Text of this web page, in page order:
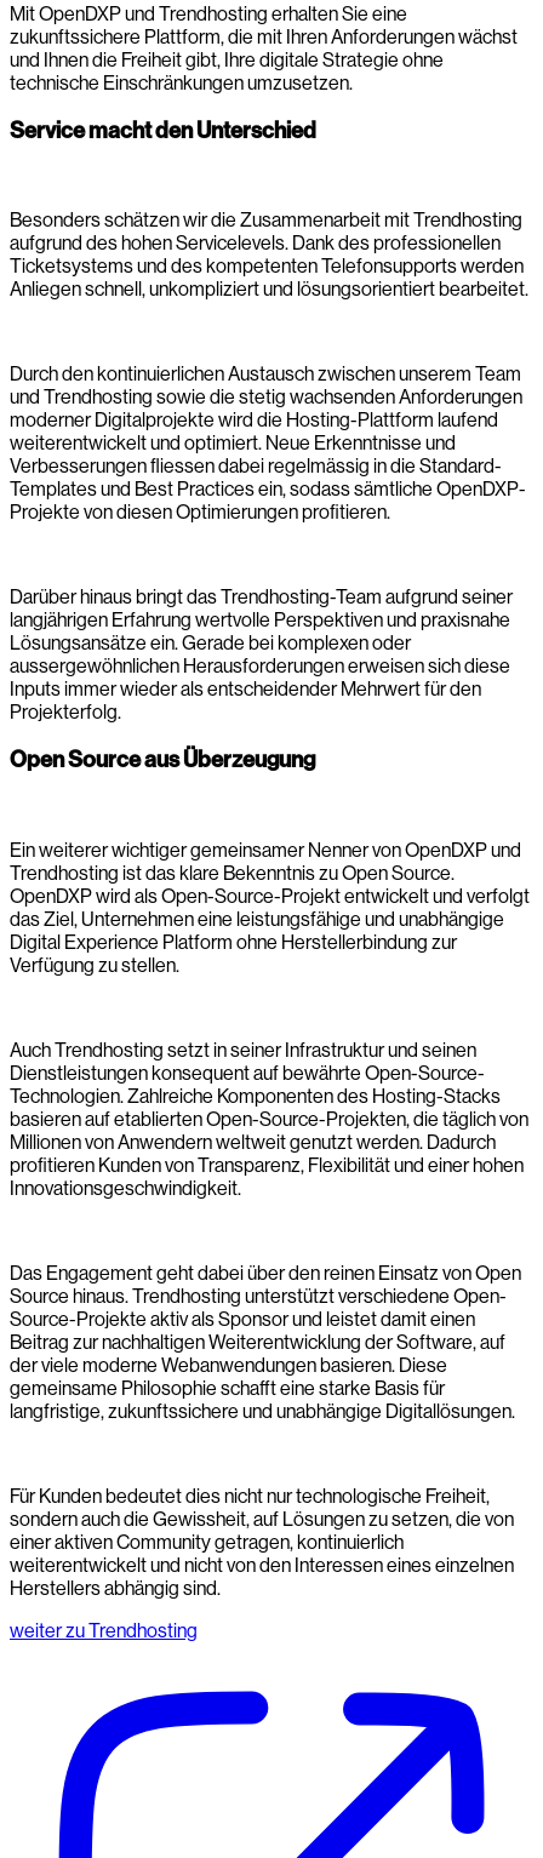
Mit OpenDXP und Trendhosting erhalten Sie eine
zukunftssichere Plattform, die mit Ihren Anforderungen wächst
und Ihnen die Freiheit gibt, Ihre digitale Strategie ohne
technische Einschränkungen umzusetzen.
Service macht den Unterschied
Besonders schätzen wir die Zusammenarbeit mit Trendhosting
aufgrund des hohen Servicelevels. Dank des professionellen
Ticketsystems und des kompetenten Telefonsupports werden
Anliegen schnell, unkompliziert und lösungsorientiert bearbeitet.
Durch den kontinuierlichen Austausch zwischen unserem Team
und Trendhosting sowie die stetig wachsenden Anforderungen
moderner Digitalprojekte wird die Hosting-Plattform laufend
weiterentwickelt und optimiert. Neue Erkenntnisse und
Verbesserungen fliessen dabei regelmässig in die Standard-
Templates und Best Practices ein, sodass sämtliche OpenDXP-
Projekte von diesen Optimierungen profitieren.
Darüber hinaus bringt das Trendhosting-Team aufgrund seiner
langjährigen Erfahrung wertvolle Perspektiven und praxisnahe
Lösungsansätze ein. Gerade bei komplexen oder
aussergewöhnlichen Herausforderungen erweisen sich diese
Inputs immer wieder als entscheidender Mehrwert für den
Projekterfolg.
Open Source aus Überzeugung
Ein weiterer wichtiger gemeinsamer Nenner von OpenDXP und
Trendhosting ist das klare Bekenntnis zu Open Source.
OpenDXP wird als Open-Source-Projekt entwickelt und verfolgt
das Ziel, Unternehmen eine leistungsfähige und unabhängige
Digital Experience Platform ohne Herstellerbindung zur
Verfügung zu stellen.
Auch Trendhosting setzt in seiner Infrastruktur und seinen
Dienstleistungen konsequent auf bewährte Open-Source-
Technologien. Zahlreiche Komponenten des Hosting-Stacks
basieren auf etablierten Open-Source-Projekten, die täglich von
Millionen von Anwendern weltweit genutzt werden. Dadurch
profitieren Kunden von Transparenz, Flexibilität und einer hohen
Innovationsgeschwindigkeit.
Das Engagement geht dabei über den reinen Einsatz von Open
Source hinaus. Trendhosting unterstützt verschiedene Open-
Source-Projekte aktiv als Sponsor und leistet damit einen
Beitrag zur nachhaltigen Weiterentwicklung der Software, auf
der viele moderne Webanwendungen basieren. Diese
gemeinsame Philosophie schafft eine starke Basis für
langfristige, zukunftssichere und unabhängige Digitallösungen.
Für Kunden bedeutet dies nicht nur technologische Freiheit,
sondern auch die Gewissheit, auf Lösungen zu setzen, die von
einer aktiven Community getragen, kontinuierlich
weiterentwickelt und nicht von den Interessen eines einzelnen
Herstellers abhängig sind.
weiter zu Trendhosting